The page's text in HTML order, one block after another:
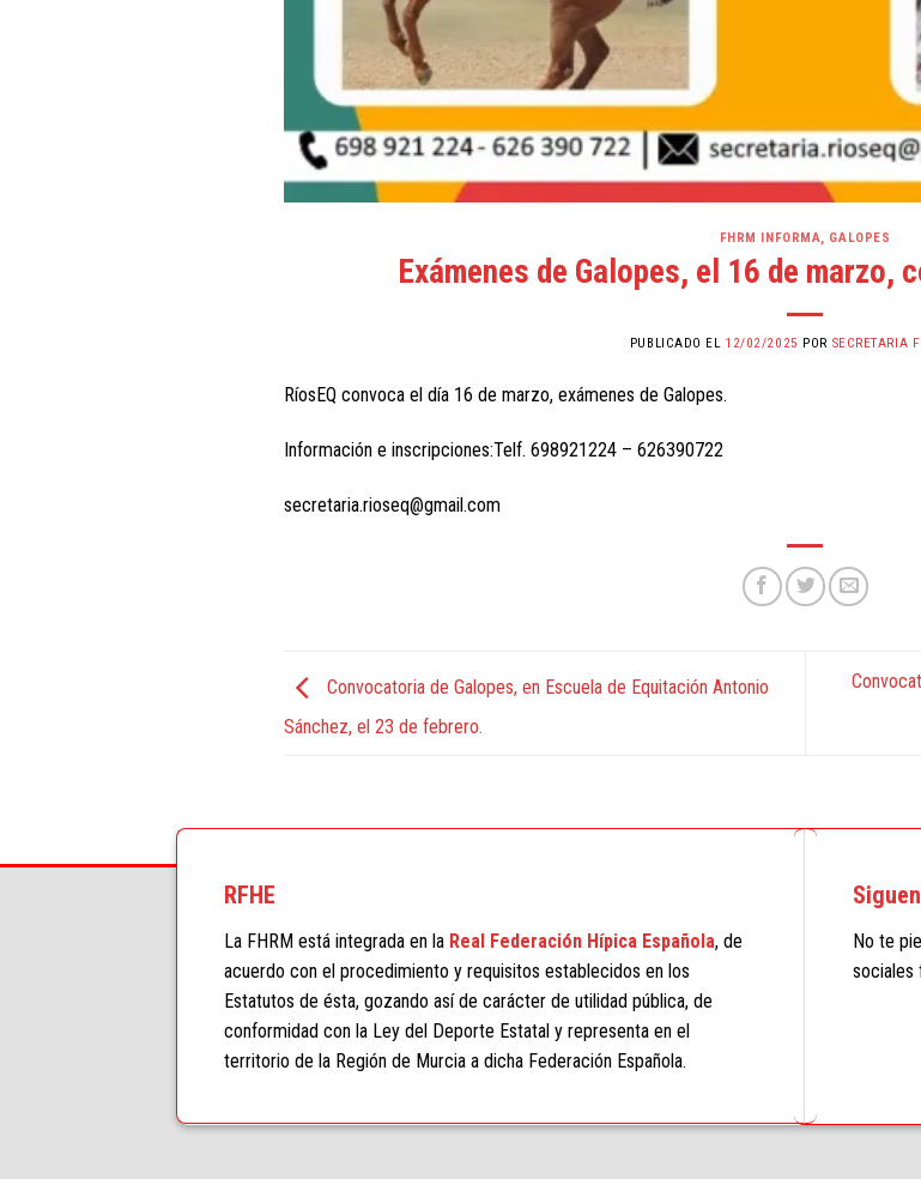
FHRM INFORMA, GALOPES
Exámenes de Galopes, el 16 de marzo,
PUBLICADO EL 12/02/2025 POR SECRETARIA
RíosEQ convoca el día 16 de marzo, exámenes de Galopes.
Información e inscripciones:Telf. 698921224 – 626390722
secretaria.rioseq@gmail.com
Convocatoria de Galopes, en Escuela de Equitación Antonio
Sánchez, el 23 de febrero.
RFHE
La FHRM está integrada en la Real Federación Hípica Española, de
acuerdo con el procedimiento y requisitos establecidos en los
Estatutos de ésta, gozando así de carácter de utilidad pública, de
conformidad con la Ley del Deporte Estatal y representa en el
territorio de la Región de Murcia a dicha Federación Española.
No te
sociales